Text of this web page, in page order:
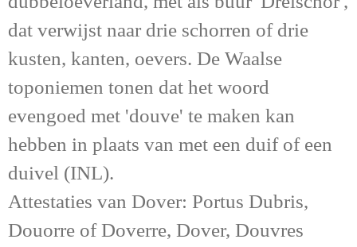
dat verwijst naar drie schorren of drie
kusten, kanten, oevers. De Waalse
toponiemen tonen dat het woord
evengoed met 'douve' te maken kan
hebben in plaats van met een duif of een
duivel (INL).
Attestaties van Dover: Portus Dubris,
Douorre of Doverre, Dover, Douvres